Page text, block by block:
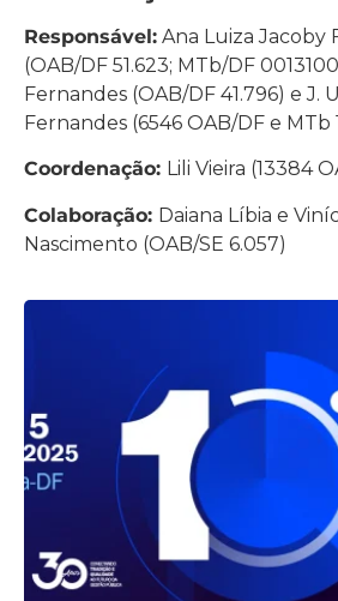
Responsável: Ana Luiza Jacoby
(OAB/DF 51.623; MTb/DF
Fernandes (OAB/DF 41.796) e J.
Fernandes (6546 OAB/DF e MTb
Coordenação: Lili Vieira (13384
Colaboração: Daiana Líbia e
Nascimento (OAB/SE 6.057)